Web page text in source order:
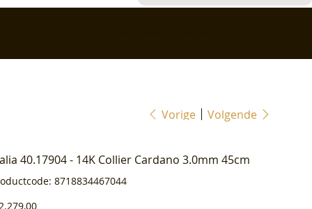
Vorige Volgende
40.17904 - 14K Collier Cardano 3.0mm 45cm
Productcode
8718834467044
8718834467044